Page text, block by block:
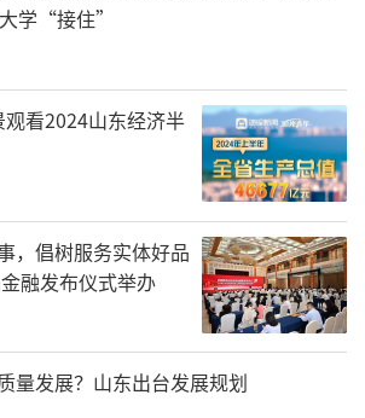
学“接住”
看2024山东经济半
，倡树服务实体好品
融发布仪式举办
量发展？山东出台发展规划